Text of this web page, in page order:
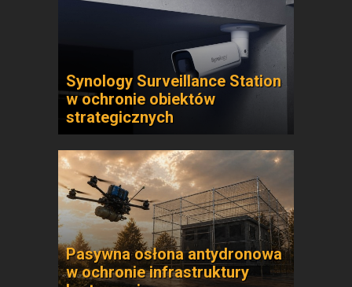
Synology Surveillance Station
w ochronie obiektów
strategicznych
Pasywna osłona antydronowa
w ochronie infrastruktury